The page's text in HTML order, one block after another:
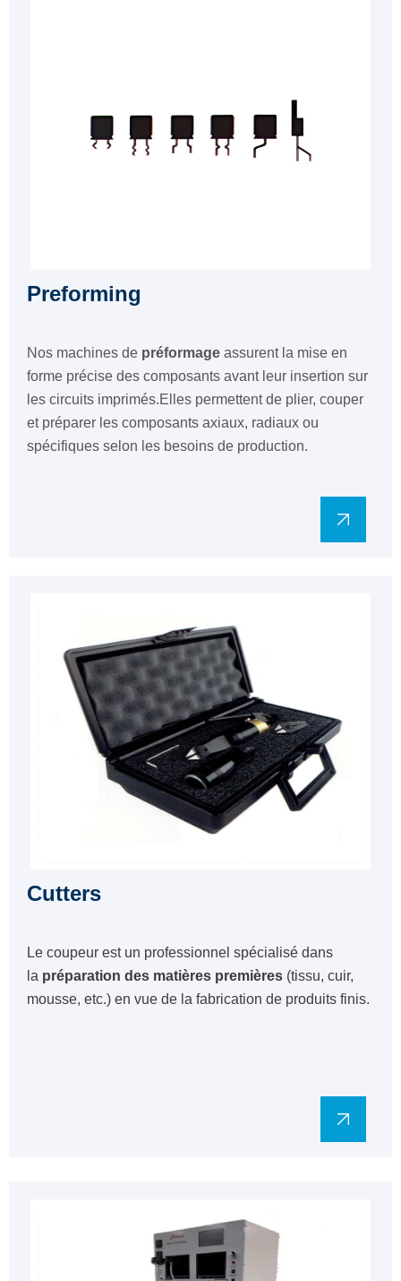
Preforming
Nos machines de préformage assurent la mise en
forme précise des composants avant leur insertion sur
les circuits imprimés.Elles permettent de plier, couper
et préparer les composants axiaux, radiaux ou
spécifiques selon les besoins de production.
Cutters
Le coupeur est un professionnel spécialisé dans
la préparation des matières premières (tissu, cuir,
mousse, etc.) en vue de la fabrication de produits finis.